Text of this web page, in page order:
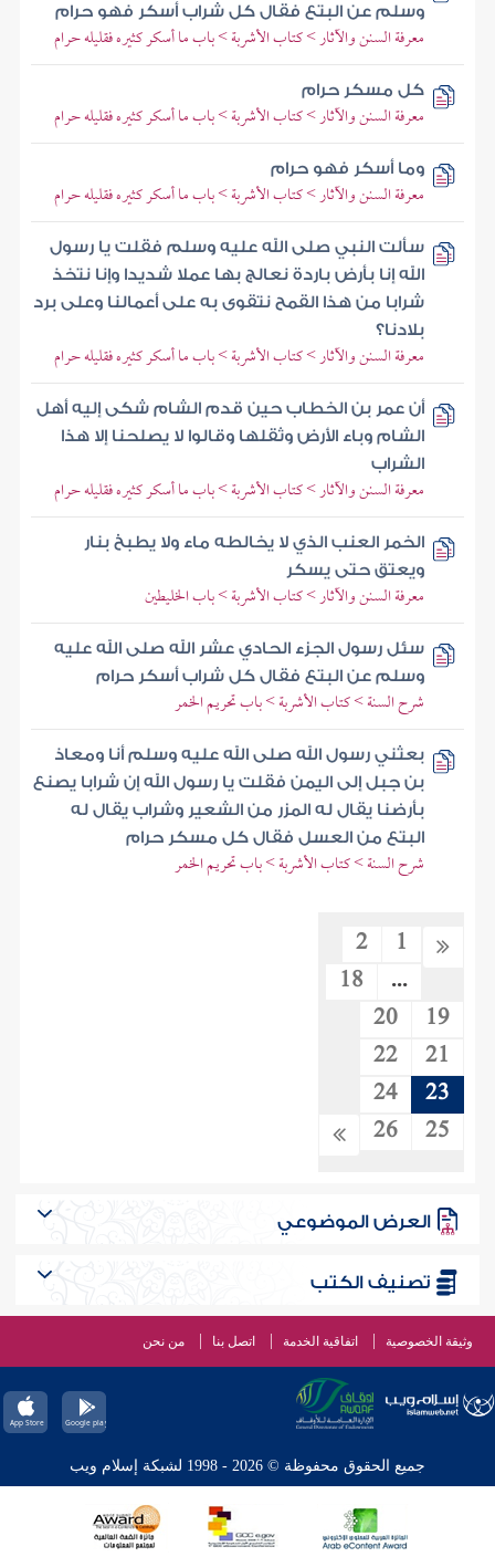
وسلم عن البتع فقال كل شراب أسكر فهو حرام
معرفة السنن والآثار > كتاب الأشربة > باب ما أسكر كثيره فقليله حرام
كل مسكر حرام
معرفة السنن والآثار > كتاب الأشربة > باب ما أسكر كثيره فقليله حرام
وما أسكر فهو حرام
معرفة السنن والآثار > كتاب الأشربة > باب ما أسكر كثيره فقليله حرام
سألت النبي صلى الله عليه وسلم فقلت يا رسول
الله إنا بأرض باردة نعالج بها عملا شديدا وإنا نتخذ
شرابا من هذا القمح نتقوى به على أعمالنا وعلى برد
بلادنا؟
معرفة السنن والآثار > كتاب الأشربة > باب ما أسكر كثيره فقليله حرام
أن عمر بن الخطاب حين قدم الشام شكى إليه أهل
الشام وباء الأرض وثقلها وقالوا لا يصلحنا إلا هذا
الشراب
معرفة السنن والآثار > كتاب الأشربة > باب ما أسكر كثيره فقليله حرام
الخمر العنب الذي لا يخالطه ماء ولا يطبخ بنار
ويعتق حتى يسكر
معرفة السنن والآثار > كتاب الأشربة > باب الخليطين
سئل رسول الجزء الحادي عشر الله صلى الله عليه
وسلم عن البتع فقال كل شراب أسكر حرام
شرح السنة > كتاب الأشربة > باب تحريم الخمر
بعثني رسول الله صلى الله عليه وسلم أنا ومعاذ
بن جبل إلى اليمن فقلت يا رسول الله إن شرابا يصنع
بأرضنا يقال له المزر من الشعير وشراب يقال له
البتع من العسل فقال كل مسكر حرام
شرح السنة > كتاب الأشربة > باب تحريم الخمر
1
2
...
18
19
20
21
22
23
24
25
26
العرض الموضوعي
تصنيف الكتب
وثيقة الخصوصية اتفاقية الخدمة اتصل بنا من نحن
جميع الحقوق محفوظة © 2026 - 1998 لشبكة إسلام ويب